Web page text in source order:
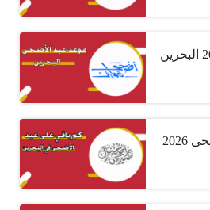
كم باقي على عيد الأضحى 2026